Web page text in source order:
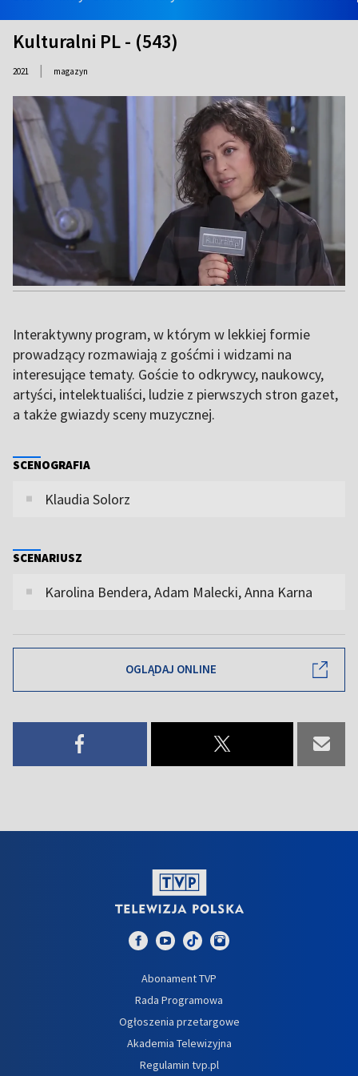
Kulturalni PL - (543)
2021 | magazyn
Interaktywny program, w którym w lekkiej formie
prowadzący rozmawiają z gośćmi i widzami na
interesujące tematy. Goście to odkrywcy, naukowcy,
artyści, intelektualiści, ludzie z pierwszych stron gazet,
a także gwiazdy sceny muzycznej.
SCENOGRAFIA
Klaudia Solorz
SCENARIUSZ
Karolina Bendera, Adam Malecki, Anna Karna
OGLĄDAJ ONLINE
Abonament TVP
Rada Programowa
Ogłoszenia przetargowe
Akademia Telewizyjna
Regulamin tvp.pl